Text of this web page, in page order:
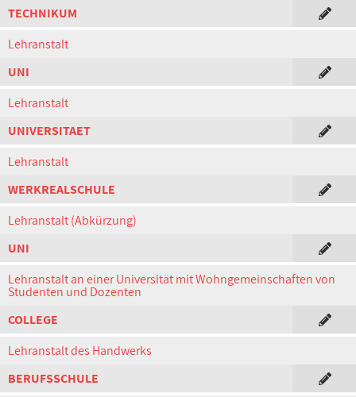
TECHNIKUM
Lehranstalt
UNI
Lehranstalt
UNIVERSITAET
Lehranstalt
WERKREALSCHULE
Lehranstalt (Abkürzung)
UNI
Lehranstalt an einer Universität mit Wohngemeinschaften von
Studenten und Dozenten
COLLEGE
Lehranstalt des Handwerks
BERUFSSCHULE